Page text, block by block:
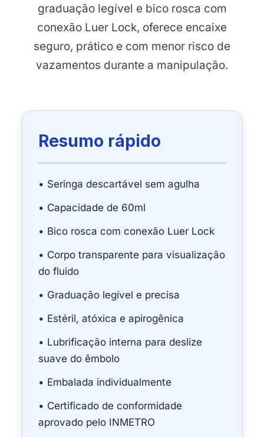
graduação legível e bico rosca com
conexão Luer Lock, oferece encaixe
seguro, prático e com menor risco de
vazamentos durante a manipulação.
Resumo rápido
• Seringa descartável sem agulha
• Capacidade de 60ml
• Bico rosca com conexão Luer Lock
• Corpo transparente para visualização
do fluido
• Graduação legível e precisa
• Estéril, atóxica e apirogênica
• Lubrificação interna para deslize
suave do êmbolo
• Embalada individualmente
• Certificado de conformidade
aprovado pelo INMETRO